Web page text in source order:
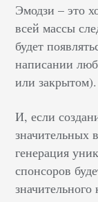
Эмодзи – это
всей массы
будет
написании
или закрытом).
И, если
значительных
генерация
спонсоров
значительного